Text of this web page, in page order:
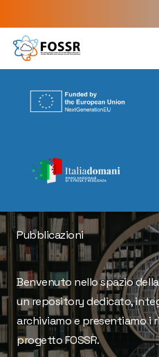
Pubblicazioni
Benvenuto nello spazio
un repository dedicato,
archiviamo e presentiamo i
progetto FOSSR.